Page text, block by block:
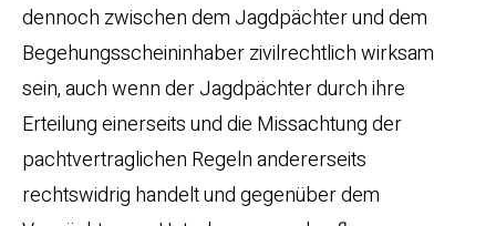
dennoch zwischen dem Jagdpächter und dem
Begehungsscheininhaber zivilrechtlich wirksam
sein, auch wenn der Jagdpächter durch ihre
Erteilung einerseits und die Missachtung der
pachtvertraglichen Regeln andererseits
rechtswidrig handelt und gegenüber dem